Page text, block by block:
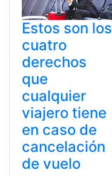
Estos son los
cuatro
derechos
que
cualquier
viajero tiene
en caso de
cancelación
de vuelo